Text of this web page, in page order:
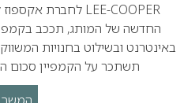
החדשה של המותג, תככב
באינטרנט ובשילוט בחנויות
תשתכר על הקמפיין סכום המוערך